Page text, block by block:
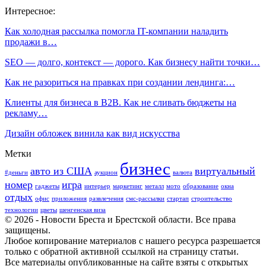
Интересное:
Как холодная рассылка помогла IT-компании наладить
продажи в…
SEO — долго, контекст — дорого. Как бизнесу найти точки…
Как не разориться на правках при создании лендинга:…
Клиенты для бизнеса в B2B. Как не сливать бюджеты на
рекламу…
Дизайн обложек винила как вид искусства
Метки
#деньги авто из США аукцион бизнес валюта виртуальный
номер гаджеты игра интерьер маркетинг металл мото образование окна
отдых офис приложения развлечения смс-рассылки стартап строительство
технологии цветы шенгенская виза
© 2026 - Новости Бреста и Брестской области. Все права
защищены.
Любое копирование материалов с нашего ресурса разрешается
только с обратной активной ссылкой на страницу статьи.
Все материалы опубликованные на сайте взяты с открытых